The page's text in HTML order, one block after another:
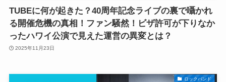
TUBEに何が起きた？40周年記念ライブの裏で囁かれ
る開催危機の真相！ファン騒然！ビザ許可が下りなか
ったハワイ公演で見えた運営の異変とは？
2025年11月23日
ロックバンド